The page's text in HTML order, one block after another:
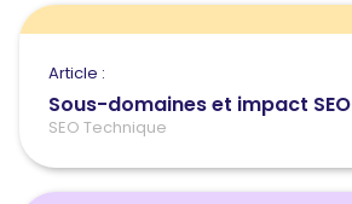
Article :
Sous-domaines et impact SEO
SEO Technique